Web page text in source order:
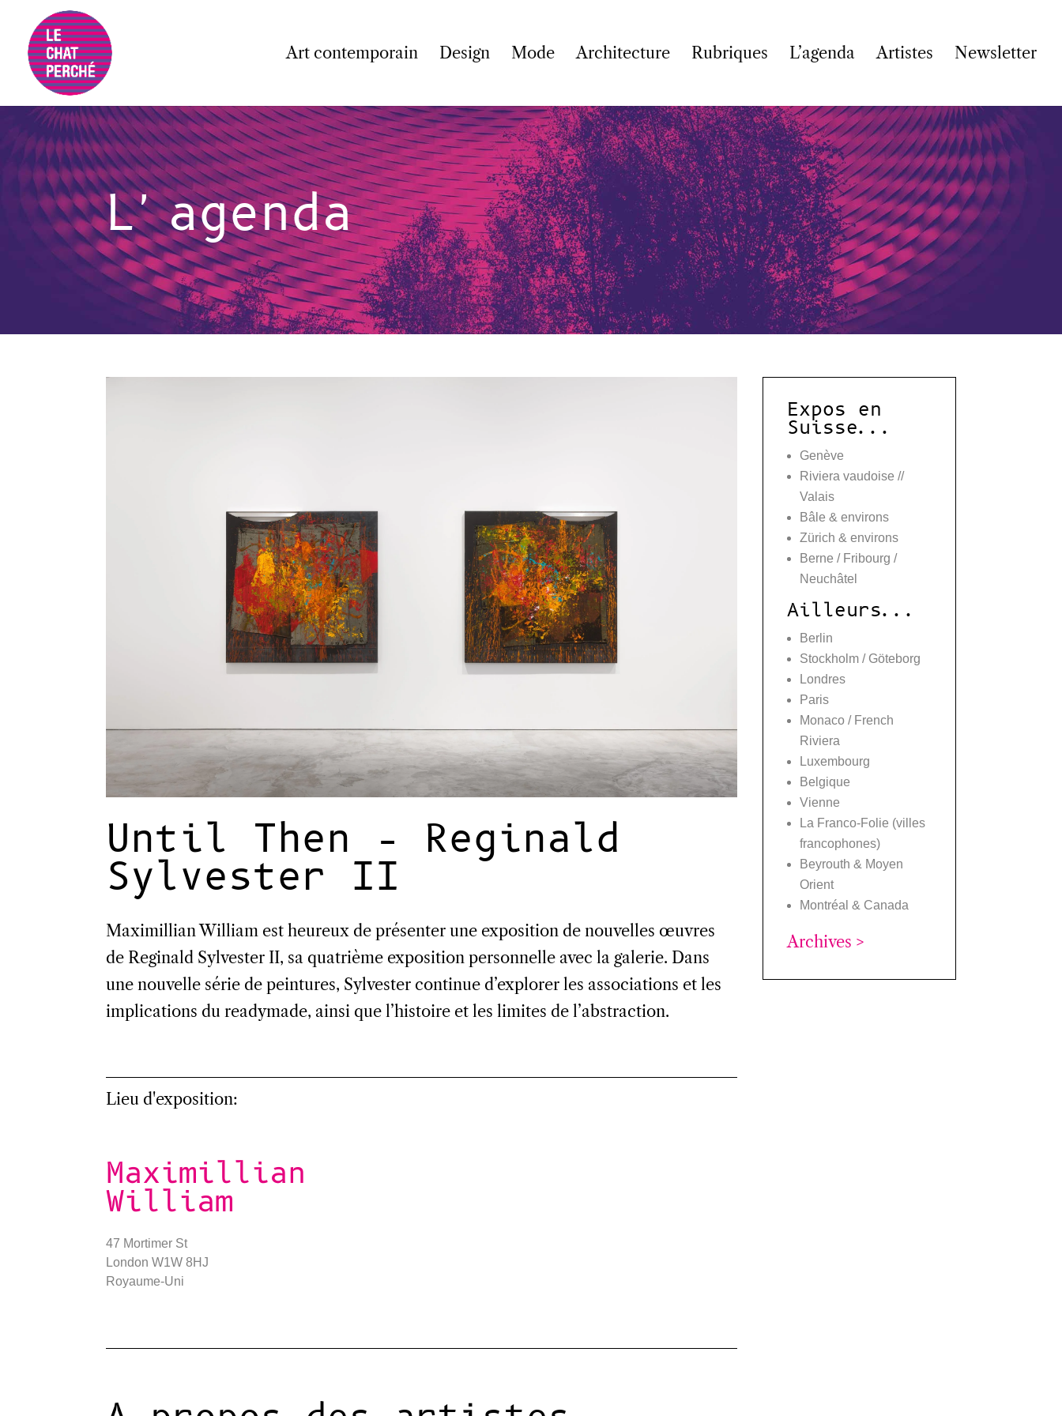
Art contemporain Design Mode Architecture Rubriques L’agenda Artistes Newsletter
L'agenda
Until Then – Reginald
Sylvester II
Maximillian William est heureux de présenter une exposition de nouvelles œuvres
de Reginald Sylvester II, sa quatrième exposition personnelle avec la galerie. Dans
une nouvelle série de peintures, Sylvester continue d’explorer les associations et les
implications du readymade, ainsi que l’histoire et les limites de l’abstraction.
Lieu d'exposition:
Maximillian
William
47 Mortimer St
London W1W 8HJ
Royaume-Uni
Expos en
Suisse...
Genève
Riviera vaudoise //
Valais
Bâle & environs
Zürich & environs
Berne / Fribourg /
Neuchâtel
Ailleurs...
Berlin
Stockholm / Göteborg
Londres
Paris
Monaco / French
Riviera
Luxembourg
Belgique
Vienne
La Franco-Folie (villes
francophones)
Beyrouth & Moyen
Orient
Montréal & Canada
Archives >